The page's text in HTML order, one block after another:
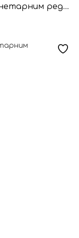
Електродвигун 24V 350W з планетарним редуктором